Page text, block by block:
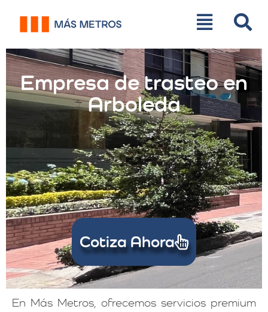
Empresa de trasteo en
Arboleda
Cotiza Ahora
En Más Metros, ofrecemos servicios premium